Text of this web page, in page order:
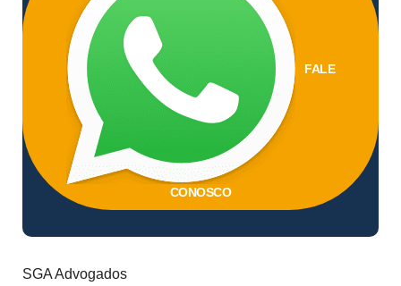
FALE
CONOSCO
SGA Advogados